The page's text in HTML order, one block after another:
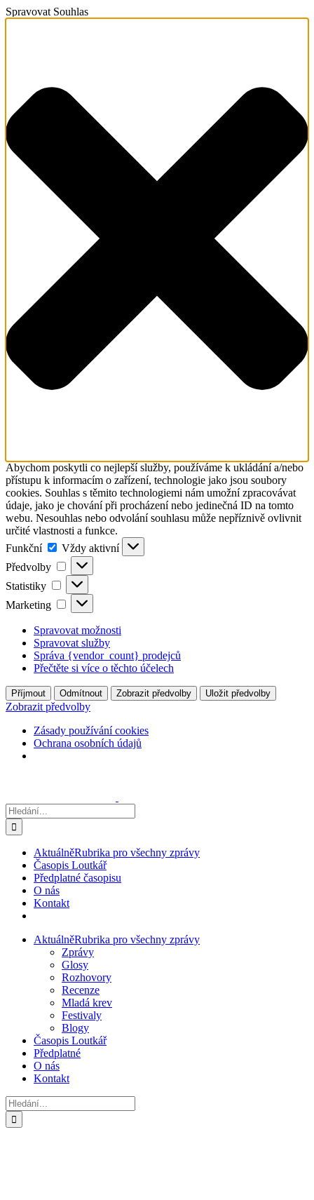
Spravovat Souhlas
Abychom poskytli co nejlepší služby, používáme k ukládání a/nebo
přístupu k informacím o zařízení, technologie jako jsou soubory
cookies. Souhlas s těmito technologiemi nám umožní zpracovávat
údaje, jako je chování při procházení nebo jedinečná ID na tomto
webu. Nesouhlas nebo odvolání souhlasu může nepříznivě ovlivnit
určité vlastnosti a funkce.
Funkční
Funkční
Vždy aktivní
Předvolby
Předvolby
Statistiky Statistiky
Marketing Marketing
Spravovat možnosti
Spravovat služby
Správa {vendor_count} prodejců
Přečtěte si více o těchto účelech
Příjmout Odmítnout Zobrazit předvolby Uložit předvolby
Zobrazit předvolby
Zásady používání cookies
Ochrana osobních údajů
obsah
Hledat:
AktuálněRubrika pro všechny zprávy
Časopis Loutkář
Předplatné časopisu
O nás
Kontakt
AktuálněRubrika pro všechny zprávy
Zprávy
Glosy
Rozhovory
Recenze
Mladá krev
Festivaly
Blogy
Časopis Loutkář
Předplatné
O nás
Kontakt
Hledat: